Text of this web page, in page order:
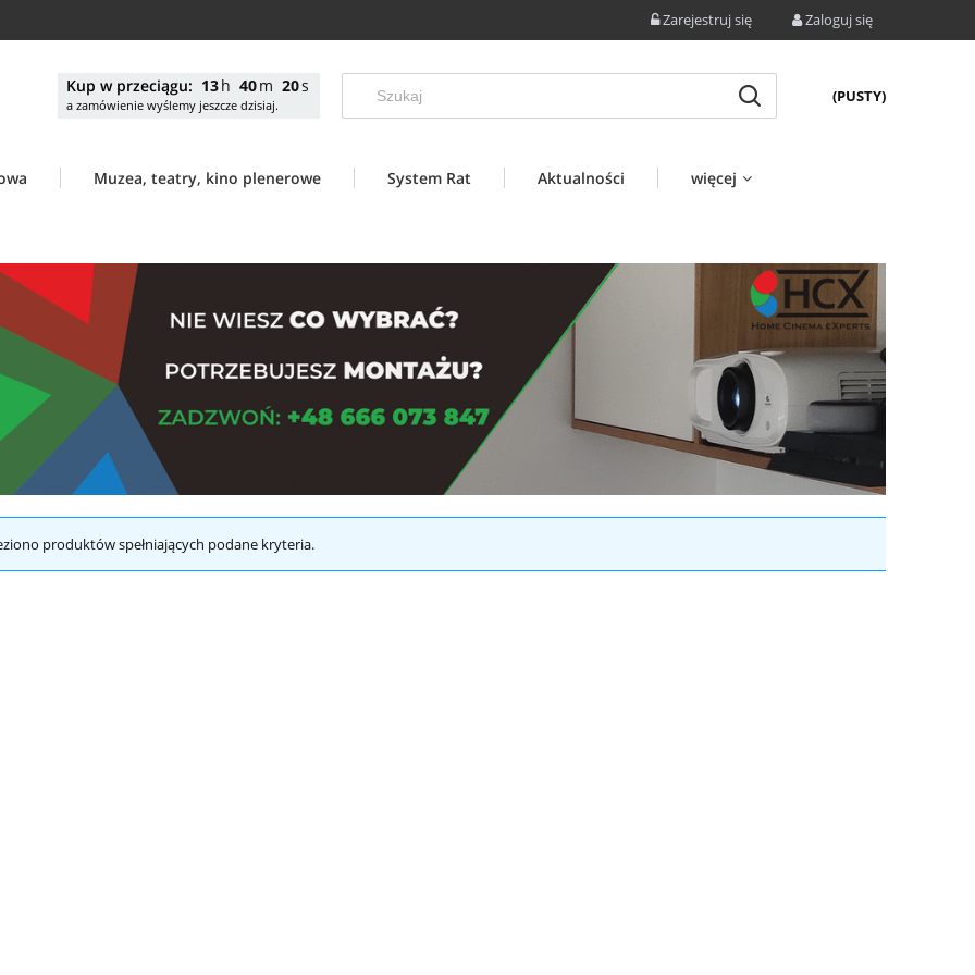
Zarejestruj się Zaloguj się
(PUSTY)
Kup w przeciągu: 13 40 19
a zamówienie wyślemy jeszcze dzisiaj.
Muzea, teatry, kino plenerowe System Rat Aktualności więcej
produktów spełniających podane kryteria.